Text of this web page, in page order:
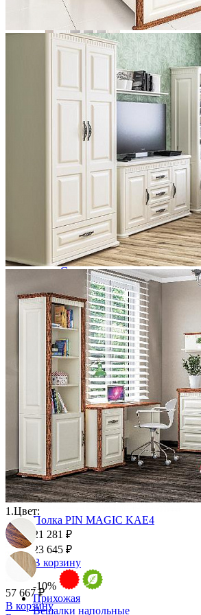
Шкаф для одежды "Лика" (5-
Столовая
Буфеты и бары
Комоды для кухни
Полки и ящики
Столы кофейные и чайные
Столы обеденные
Столы квадратные из
Столы круглые из массива
Столы овальные из массива
Столы прямоугольные из
Стулья
Стулья барные и столы барные
Сундуки
Табуреты
Шкафы для посуды
Шкаф 1-но створчатый для
Шкаф 2-х створчатый для
Шкаф 3-х створчатый для
Шкаф 4-х створчатый для
Шкаф угловой для посуды
Полка PIN MAGIC KAE4
21 281 ₽
23 645 ₽
В корзину
-10%
Прихожая
Вешалки напольные
1.Цвет:
57 667 ₽
В корзину